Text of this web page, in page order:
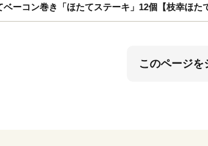
ベーコン巻き「ほたてステーキ」12個【枝幸ほた
このページを